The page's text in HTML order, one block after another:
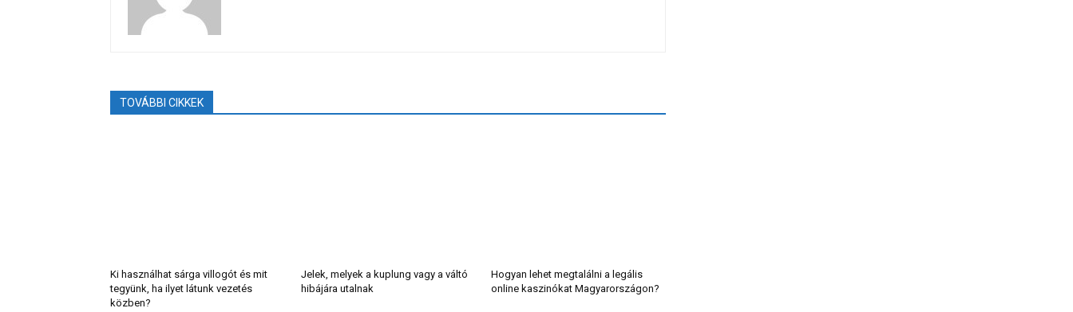
TOVÁBBI CIKKEK
Ki használhat sárga villogót és mit
tegyünk, ha ilyet látunk vezetés
közben?
Jelek, melyek a kuplung vagy a váltó
hibájára utalnak
Hogyan lehet megtalálni a legális
online kaszinókat Magyarországon?